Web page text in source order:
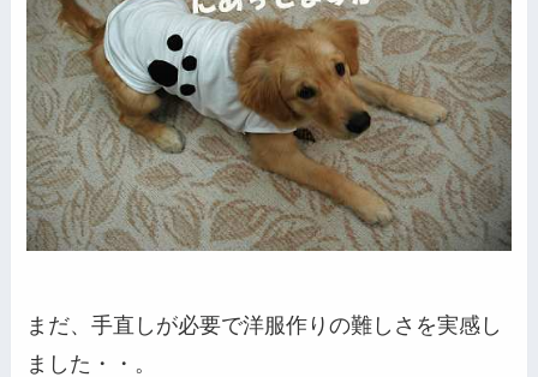
まだ、手直しが必要で洋服作りの難しさを実感し
ました・・。